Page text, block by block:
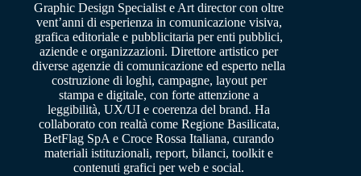
Graphic Design Specialist e Art director con oltre
vent’anni di esperienza in comunicazione visiva,
grafica editoriale e pubblicitaria per enti pubblici,
aziende e organizzazioni. Direttore artistico per
diverse agenzie di comunicazione ed esperto nella
costruzione di loghi, campagne, layout per
stampa e digitale, con forte attenzione a
leggibilità, UX/UI e coerenza del brand. Ha
collaborato con realtà come Regione Basilicata,
BetFlag SpA e Croce Rossa Italiana, curando
materiali istituzionali, report, bilanci, toolkit e
contenuti grafici per web e social.